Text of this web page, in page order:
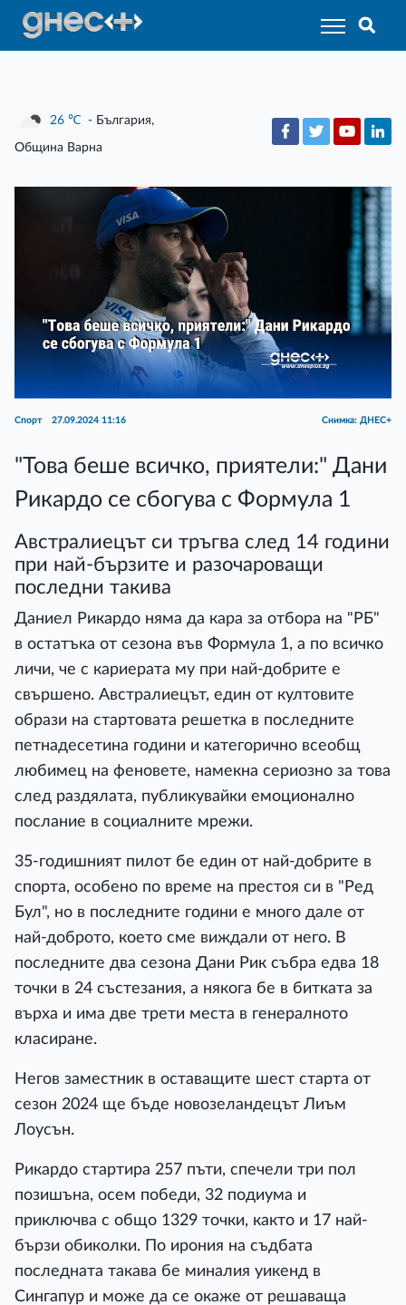
26 ℃ - България,
Община Варна
Спорт 27.09.2024 11:16 Снимка: ДНЕС+
"Това беше всичко, приятели:" Дани
Рикардо се сбогува с Формула 1
Австралиецът си тръгва след 14 години
при най-бързите и разочароващи
последни такива
Даниел Рикардо няма да кара за отбора на "РБ"
в остатъка от сезона във Формула 1, а по всичко
личи, че с кариерата му при най-добрите е
свършено. Австралиецът, един от култовите
образи на стартовата решетка в последните
петнадесетина години и категорично всеобщ
любимец на феновете, намекна сериозно за това
след раздялата, публикувайки емоционално
послание в социалните мрежи.
35-годишният пилот бе един от най-добрите в
спорта, особено по време на престоя си в "Ред
Бул", но в последните години е много дале от
най-доброто, което сме виждали от него. В
последните два сезона Дани Рик събра едва 18
точки в 24 състезания, а някога бе в битката за
върха и има две трети места в генералното
класиране.
Негов заместник в оставащите шест старта от
сезон 2024 ще бъде новозеландецът Лиъм
Лоусън.
Рикардо стартира 257 пъти, спечели три пол
позишъна, осем победи, 32 подиума и
приключва с общо 1329 точки, както и 17 най-
бързи обиколки. По ирония на съдбата
последната такава бе миналия уикенд в
Сингапур и може да се окаже от решаваща